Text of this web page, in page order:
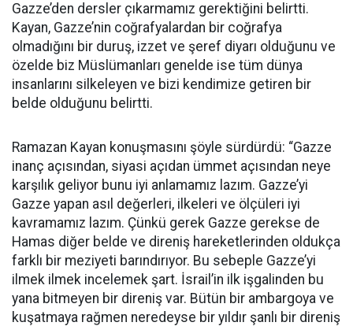
Gazze’den dersler çıkarmamız gerektiğini belirtti.
Kayan, Gazze’nin coğrafyalardan bir coğrafya
olmadığını bir duruş, izzet ve şeref diyarı olduğunu ve
özelde biz Müslümanları genelde ise tüm dünya
insanlarını silkeleyen ve bizi kendimize getiren bir
belde olduğunu belirtti.
Ramazan Kayan konuşmasını şöyle sürdürdü: “Gazze
inanç açısından, siyasi açıdan ümmet açısından neye
karşılık geliyor bunu iyi anlamamız lazım. Gazze’yi
Gazze yapan asıl değerleri, ilkeleri ve ölçüleri iyi
kavramamız lazım. Çünkü gerek Gazze gerekse de
Hamas diğer belde ve direniş hareketlerinden oldukça
farklı bir meziyeti barındırıyor. Bu sebeple Gazze’yi
ilmek ilmek incelemek şart. İsrail’in ilk işgalinden bu
yana bitmeyen bir direniş var. Bütün bir ambargoya ve
kuşatmaya rağmen neredeyse bir yıldır şanlı bir direniş